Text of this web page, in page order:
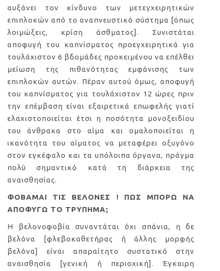
αυξάνει τον κίνδυνο των μετεγχειρητικών
επιπλοκών από το αναπνευστικό σύστημα [όπως
λοιμώξεις, κρίση άσθματος]. Συνιστάται
αποφυγή του καπνίσματος προεγχειρητικά για
τουλάχιστον 6 βδομάδες προκειμένου να επέλθει
μείωση της πιθανότητας εμφάνισης των
επιπλοκών αυτών. Πέραν αυτού όμως, αποφυγή
του καπνίσματος για τουλάχιστον 12 ώρες πριν
την επέμβαση είναι εξαιρετικά επωφελής γιατί
ελαχιστοποιείται έτσι η ποσότητα μονοξειδίου
του άνθρακα στο αίμα και ομαλοποιείται η
ικανότητα του αίματος να μεταφέρει οξυγόνο
στον εγκέφαλο και τα υπόλοιπα όργανα, πράγμα
πολύ σημαντικό κατά τη διάρκεια της
αναισθησίας.
ΦΟΒΑΜΑΙ ΤΙΣ ΒΕΛΟΝΕΣ ! ΠΩΣ ΜΠΟΡΩ ΝΑ
ΑΠΟΦΥΓΩ ΤΟ ΤΡΥΠΗΜΑ;
Η βελονοφοβία συναντάται όχι σπάνια, η δε
βελόνα [φλεβοκαθετήρας ή άλλης μορφής
βελόνα] είναι απαραίτητο συστατικό στην
αναισθησία [γενική ή περιοχική]. Έγκαιρη